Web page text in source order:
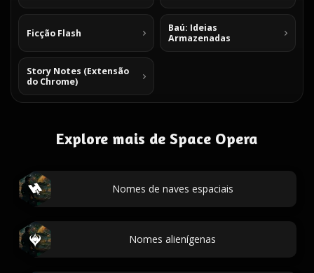
Ficção Flash
Baú: Ideias
Armazenadas
Story Notes (Extensão
do Chrome)
Explore mais de Space Opera
Nomes de naves espaciais
Nomes alienígenas